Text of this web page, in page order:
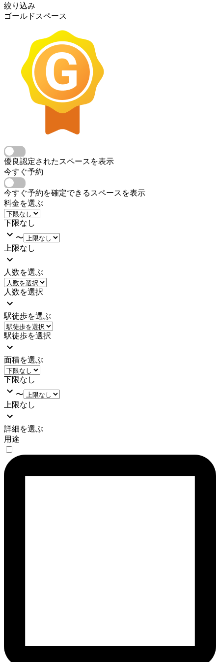
絞り込み
ゴールドスペース
優良認定されたスペースを表示
今すぐ予約
今すぐ予約を確定できるスペースを表示
料金を選ぶ
下限なし
〜
上限なし
人数を選ぶ
人数を選択
駅徒歩を選ぶ
駅徒歩を選択
面積を選ぶ
下限なし
〜
上限なし
詳細を選ぶ
用途